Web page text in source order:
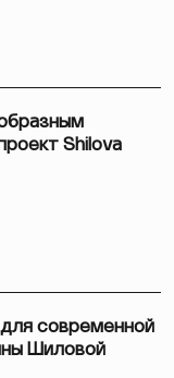
Shilova
современной
Шиловой